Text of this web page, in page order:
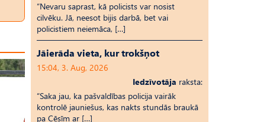
“Nevaru saprast, kā policists var nosist
cilvēku. Jā, neesot bijis darbā, bet vai
policistiem neiemāca, […]
Jāierāda vieta, kur trokšņot
15:04, 3. Aug, 2026
Iedzīvotāja raksta:
“Saka jau, ka pašvaldības policija vairāk
kontrolē jauniešus, kas nakts stundās braukā
pa Cēsīm ar […]